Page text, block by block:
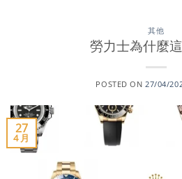
其他
勞力士為什麼
POSTED ON27/04/
27
4 月